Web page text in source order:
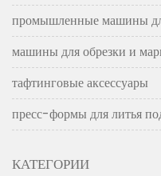
промышленные машины
машины для обрезки и
тафтинговые аксессуары
пресс-формы для литья
КАТЕГОРИИ